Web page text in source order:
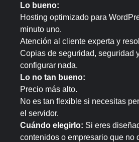
Lo bueno:
Hosting optimizado para
minuto uno.
Atención al cliente experta y
Copias de seguridad, seguridad
configurar nada.
Lo no tan bueno:
Precio más alto.
No es tan flexible si necesitas
el servidor.
Cuándo elegirlo: Si eres
contenidos o empresario que no